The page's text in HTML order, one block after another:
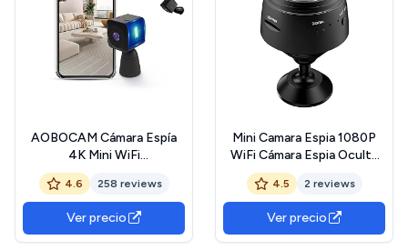
AOBOCAM Cámara Espía
4K Mini WiFi
Interior/Exterior - Cámara
Espía Oculta con Vision
Nocturna/Detección de
Movimiento, 2.4GHz, App
Móvil (iOS/Android)，
4.6 258 reviews
Ver precio
Mini Camara Espia 1080P
WiFi Cámara Espia Oculta
Camara Vigilancia
Interior/Exterior con
Detección de Movimiento
Camaras Espias Camufladas
Dispositivo de Seguridad
4.5 2 reviews
Ver precio